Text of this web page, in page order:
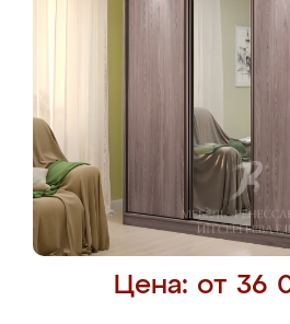
Цена: от 36